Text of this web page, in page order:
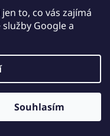
to, co vás zajímá
Google a
Souhlasím